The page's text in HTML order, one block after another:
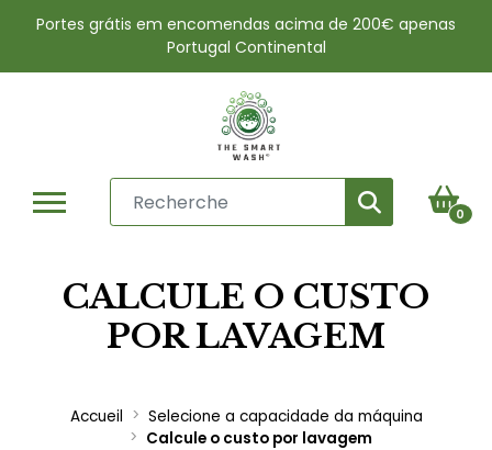
Portes grátis em encomendas acima de 200€ apenas
Portugal Continental
0
CALCULE O CUSTO
POR LAVAGEM
Accueil
Selecione a capacidade da máquina
Calcule o custo por lavagem